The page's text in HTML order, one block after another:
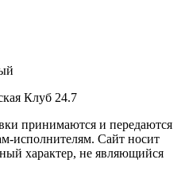
Клуб 24.7
принимаются и передаются
Сайт носит
характер, не являющийся